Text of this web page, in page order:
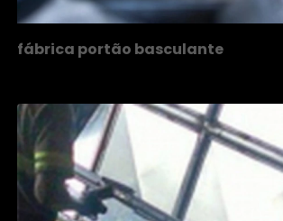
fábrica portão basculante